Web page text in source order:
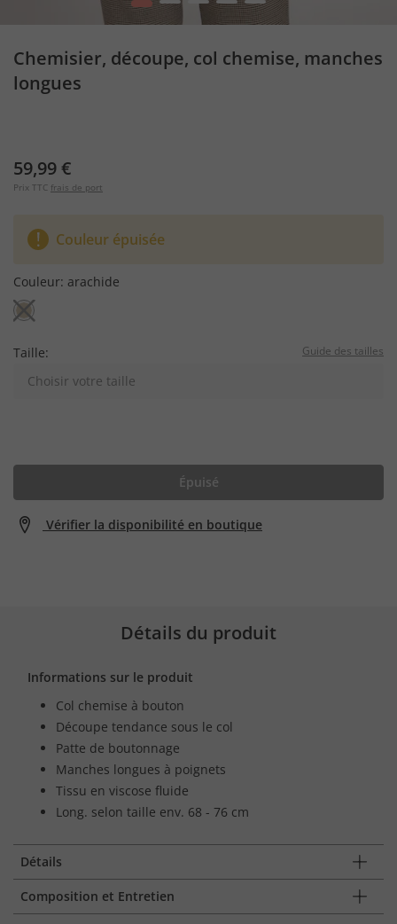
1 2 3 4 5
Chemisier, découpe, col chemise, manches
longues
59,99 €
Prix TTC frais de port
Couleur épuisée
Couleur: arachide
Taille: Guide des tailles
Choisir votre taille
Épuisé
Vérifier la disponibilité en boutique
Détails du produit
Informations sur le produit
Col chemise à bouton
Découpe tendance sous le col
Patte de boutonnage
Manches longues à poignets
Tissu en viscose fluide
Long. selon taille env. 68 - 76 cm
Détails
Composition et Entretien